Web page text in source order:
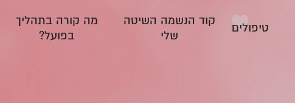
טיפולים
קוד הנשמה השיטה
שלי
מה קורה בתהליך
בפועל?